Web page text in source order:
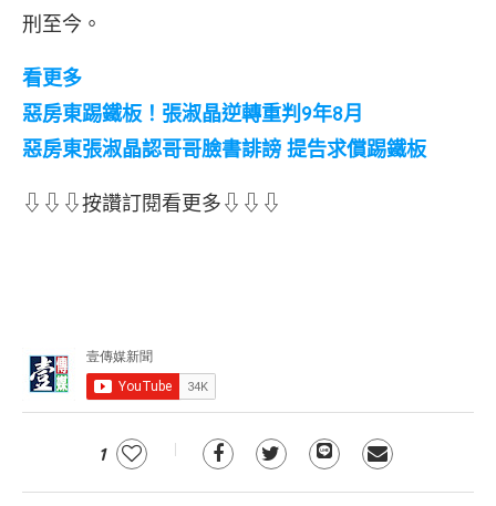
刑至今。
看更多
惡房東踢鐵板！張淑晶逆轉重判9年8月
惡房東張淑晶認哥哥臉書誹謗 提告求償踢鐵板
⇩⇩⇩按讚訂閱看更多⇩⇩⇩
1